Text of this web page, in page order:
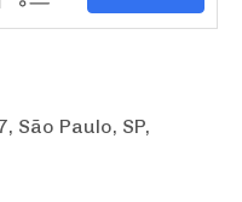
São Paulo, SP,